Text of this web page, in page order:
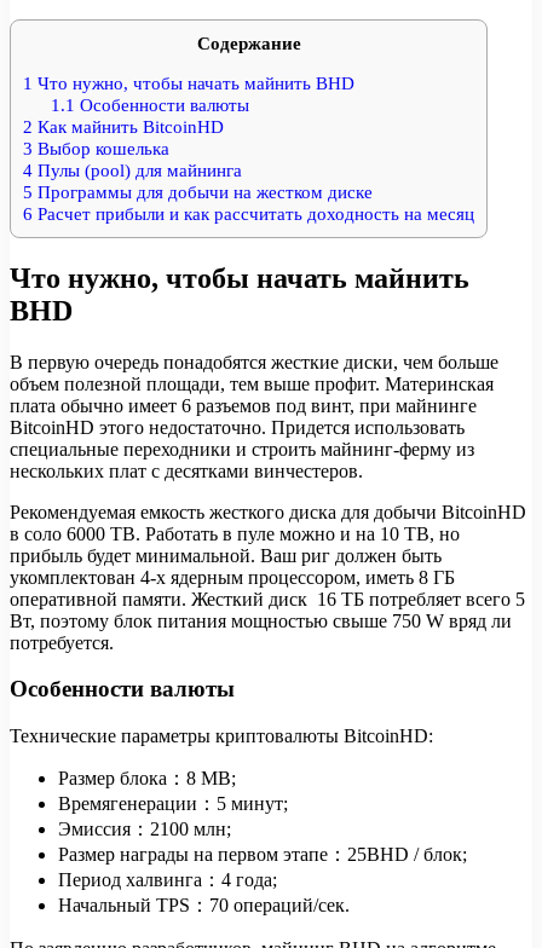
Содержание
1 Что нужно, чтобы начать майнить BHD
1.1 Особенности валюты
2 Как майнить BitcoinHD
3 Выбор кошелька
4 Пулы (pool) для майнинга
5 Программы для добычи на жестком диске
6 Расчет прибыли и как рассчитать доходность на месяц
Что нужно, чтобы начать майнить
BHD
В первую очередь понадобятся жесткие диски, чем больше
объем полезной площади, тем выше профит. Материнская
плата обычно имеет 6 разъемов под винт, при майнинге
BitcoinHD этого недостаточно. Придется использовать
специальные переходники и строить майнинг-ферму из
нескольких плат с десятками винчестеров.
Рекомендуемая емкость жесткого диска для добычи BitcoinHD
в соло 6000 TB. Работать в пуле можно и на 10 TB, но
прибыль будет минимальной. Ваш риг должен быть
укомплектован 4-х ядерным процессором, иметь 8 ГБ
оперативной памяти. Жесткий диск 16 ТБ потребляет всего 5
Вт, поэтому блок питания мощностью свыше 750 W вряд ли
потребуется.
Особенности валюты
Технические параметры криптовалюты BitcoinHD:
Размер блока：8 MB;
Времягенерации：5 минут;
Эмиссия：2100 млн;
Размер награды на первом этапе：25BHD / блок;
Период халвинга：4 года;
Начальный TPS：70 операций/сек.